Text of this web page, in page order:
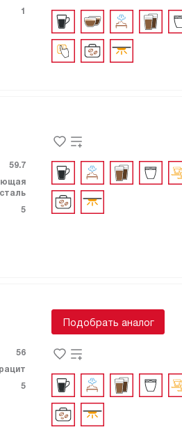
1
59.7
сталь
5
56
5
Подобрать аналог